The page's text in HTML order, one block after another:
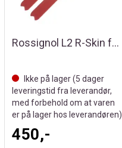
Rossignol L2 R-Skin feller rød
Ikke på lager (5 dager
leveringstid fra leverandør,
med forbehold om at varen
er på lager hos leverandøren)
450,-